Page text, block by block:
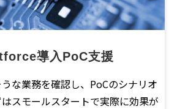
導入PoC支援
な業務を確認し、PoCのシナリオ
スモールスタートで実際に効果が